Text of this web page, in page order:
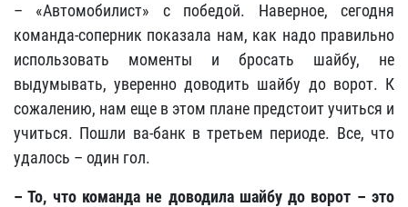
– «Автомобилист» с победой. Наверное, сегодня
команда-соперник показала нам, как надо правильно
использовать моменты и бросать шайбу, не
выдумывать, уверенно доводить шайбу до ворот. К
сожалению, нам еще в этом плане предстоит учиться и
учиться. Пошли ва-банк в третьем периоде. Все, что
удалось – один гол.
– То, что команда не доводила шайбу до ворот – это